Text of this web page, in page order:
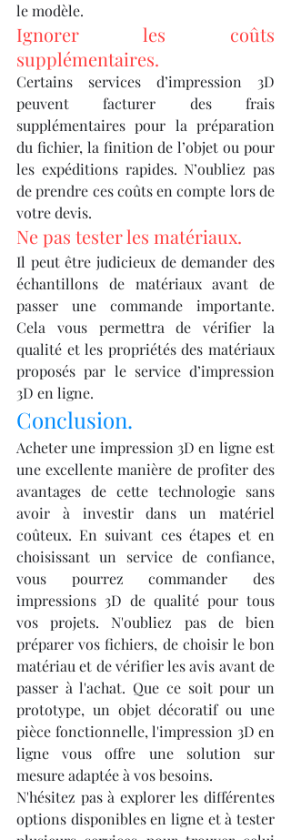
le modèle.
Ignorer les coûts
supplémentaires.
Certains services d’impression 3D
peuvent facturer des frais
supplémentaires pour la préparation
du fichier, la finition de l’objet ou pour
les expéditions rapides. N’oubliez pas
de prendre ces coûts en compte lors de
votre devis.
Ne pas tester les matériaux.
Il peut être judicieux de demander des
échantillons de matériaux avant de
passer une commande importante.
Cela vous permettra de vérifier la
qualité et les propriétés des matériaux
proposés par le service d’impression
3D en ligne.
Conclusion.
Acheter une impression 3D en ligne est
une excellente manière de profiter des
avantages de cette technologie sans
avoir à investir dans un matériel
coûteux. En suivant ces étapes et en
choisissant un service de confiance,
vous pourrez commander des
impressions 3D de qualité pour tous
vos projets. N'oubliez pas de bien
préparer vos fichiers, de choisir le bon
matériau et de vérifier les avis avant de
passer à l'achat. Que ce soit pour un
prototype, un objet décoratif ou une
pièce fonctionnelle, l'impression 3D en
ligne vous offre une solution sur
mesure adaptée à vos besoins.
N'hésitez pas à explorer les différentes
options disponibles en ligne et à tester